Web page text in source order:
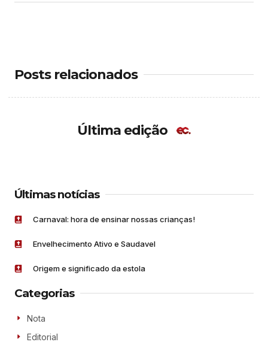
Posts relacionados
Última edição
Últimas notícias
Carnaval: hora de ensinar nossas crianças!
Envelhecimento Ativo e Saudavel
Origem e significado da estola
Categorias
Nota
Editorial